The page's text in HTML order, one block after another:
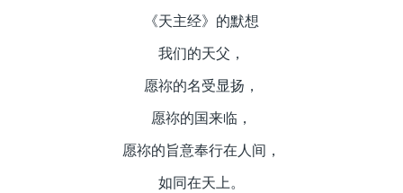
《天主经》的默想
我们的天父，
愿祢的名受显扬，
愿祢的国来临，
愿祢的旨意奉行在人间，
如同在天上。